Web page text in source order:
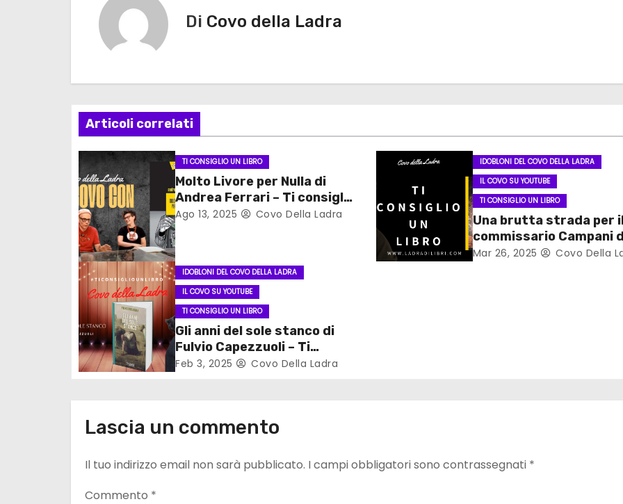
z
i
o
n
e
a
r
t
i
c
l
i
Di Covo della Ladra
Articoli correlati
TI CONSIGLIO UN LIBRO
Molto Livore per Nulla di
Andrea Ferrari – Ti consiglio
un libro
Ago 13, 2025 Covo Della Ladra
IDOBLONI DEL COVO DELLA LADRA
IL COVO SU YOUTUBE
TI CONSIGLIO UN LIBRO
Una brutta strada per
commissario Campani
Luca Ongaro
Mar 26, 2025 Covo Della
IDOBLONI DEL COVO DELLA LADRA
IL COVO SU YOUTUBE
TI CONSIGLIO UN LIBRO
Gli anni del sole stanco di
Fulvio Capezzuoli – Ti
consiglio un libro
Feb 3, 2025 Covo Della Ladra
Lascia un commento
Il tuo indirizzo email non sarà pubblicato. I campi obbligatori sono contrassegnati *
Commento *